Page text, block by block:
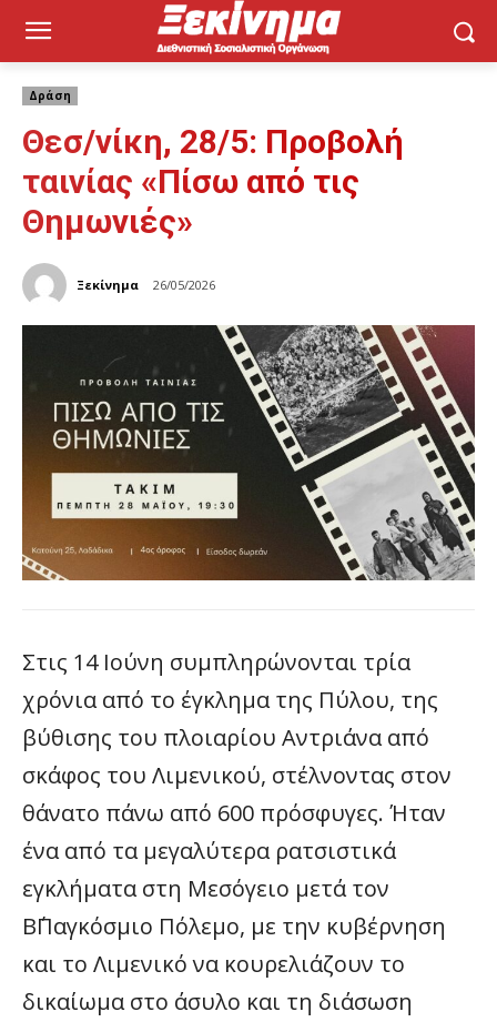
Δράση
Θεσ/νίκη, 28/5: Προβολή
ταινίας «Πίσω από τις
Θημωνιές»
Ξεκίνημα 26/05/2026
Στις 14 Ιούνη συμπληρώνονται τρία
χρόνια από το έγκλημα της Πύλου, της
βύθισης του πλοιαρίου Αντριάνα από
σκάφος του Λιμενικού, στέλνοντας στον
θάνατο πάνω από 600 πρόσφυγες. Ήταν
ένα από τα μεγαλύτερα ρατσιστικά
εγκλήματα στη Μεσόγειο μετά τον
Β΄Παγκόσμιο Πόλεμο, με την κυβέρνηση
και το Λιμενικό να κουρελιάζουν το
δικαίωμα στο άσυλο και τη διάσωση